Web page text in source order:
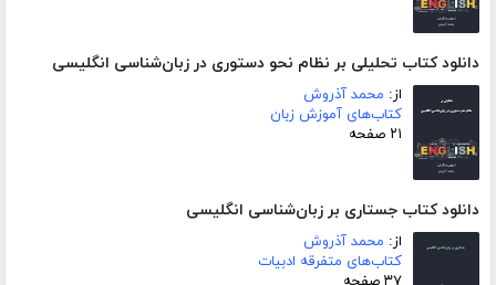
دانلود کتاب تحلیلی بر نظام نحو دستوری در زبان‌شناسی انگلیسی
از: محمد آذروش
کتاب‌های آموزش زبان
۲۱ صفحه
دانلود کتاب جستاری بر زبان‌شناسی انگلیسی
از: محمد آذروش
کتاب‌های متفرقه ادبیات